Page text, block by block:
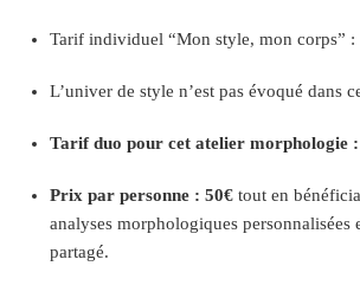
Tarif individuel “Mon style, mon corps” :
L’univer de style n’est pas évoqué dans
Tarif duo pour cet atelier morphologie
Prix par personne : 50€ tout en
analyses morphologiques personnalisées
partagé.